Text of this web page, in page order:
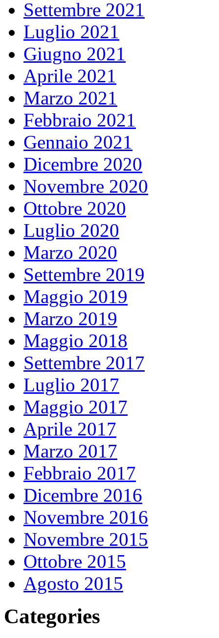
Settembre 2021
Luglio 2021
Giugno 2021
Aprile 2021
Marzo 2021
Febbraio 2021
Gennaio 2021
Dicembre 2020
Novembre 2020
Ottobre 2020
Luglio 2020
Marzo 2020
Settembre 2019
Maggio 2019
Marzo 2019
Maggio 2018
Settembre 2017
Luglio 2017
Maggio 2017
Aprile 2017
Marzo 2017
Febbraio 2017
Dicembre 2016
Novembre 2016
Novembre 2015
Ottobre 2015
Agosto 2015
Categories